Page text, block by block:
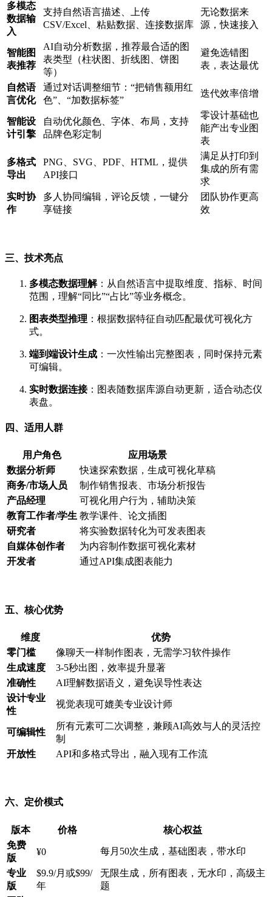
多模态
数据输
入
支持自然语言描述、上传
CSV/Excel、粘贴数据、连接数据库
无论数据来
源，快速接入
智能图
表推荐
AI自动分析数据，推荐最合适的图
表类型（柱状图、折线图、饼图
等）
避免选错图
表，表达最优
自然语
言优化
通过对话调整细节：“把销售额用红
色”、“加数据标签”
迭代效率倍增
智能设
计引擎
自动优化颜色、字体、布局，支持
品牌色彩定制
零设计基础也
能产出专业图
表
多格式
导出
PNG、SVG、PDF、HTML，提供
API接口
满足从打印到
集成的所有需
求
实时协
作
多人协同编辑，评论反馈，一键分
享链接
团队协作更高
效
三、技术亮点
多模态数据理解：从自然语言中提取维度、指标、时间
范围，理解“同比”“占比”等业务概念。
图表类型推理 ：根据数据特征自动匹配最优可视化方
式。
端到端设计生成 ：一次性输出完整图表，同时保持元素
可编辑。
实时数据连接：图表随数据库源自动更新，适合动态仪
表盘。
四、适用人群
用户角色
应用场景
数据分析师
快速探索数据，生成可视化草稿
商务/市场人员
制作销售报表、市场分析报告
产品经理
可视化用户行为，辅助决策
教育工作者/学生 教学课件、论文插图
研究者
将实验数据转化为可发表图表
自媒体创作者
为内容制作数据可视化素材
开发者
通过API集成图表能力
五、核心优势
维度
优势
零门槛
像聊天一样制作图表，无需学习软件操作
生成速度
3-5秒出图，效率提升显著
准确性
AI理解数据语义，避免误导性表达
设计专业
性
视觉表现可媲美专业设计师
可编辑性
所有元素可二次调整，兼顾AI高效与人的灵活控
制
开放性
API和多格式导出，融入现有工作流
六、定价模式
版本 价格
核心权益
免费
版
¥0 每月50次生成，基础图表，带水印
专业
版
$9.9/月或$99/
年
无限生成，所有图表，无水印，高级主
题